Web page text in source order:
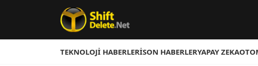
TEKNOLOJI HABERLERISON HABERLERYAPAY ZEKA